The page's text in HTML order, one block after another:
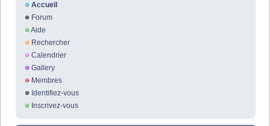
Accueil
Forum
Aide
Rechercher
Calendrier
Gallery
Membres
Identifiez-vous
Inscrivez-vous